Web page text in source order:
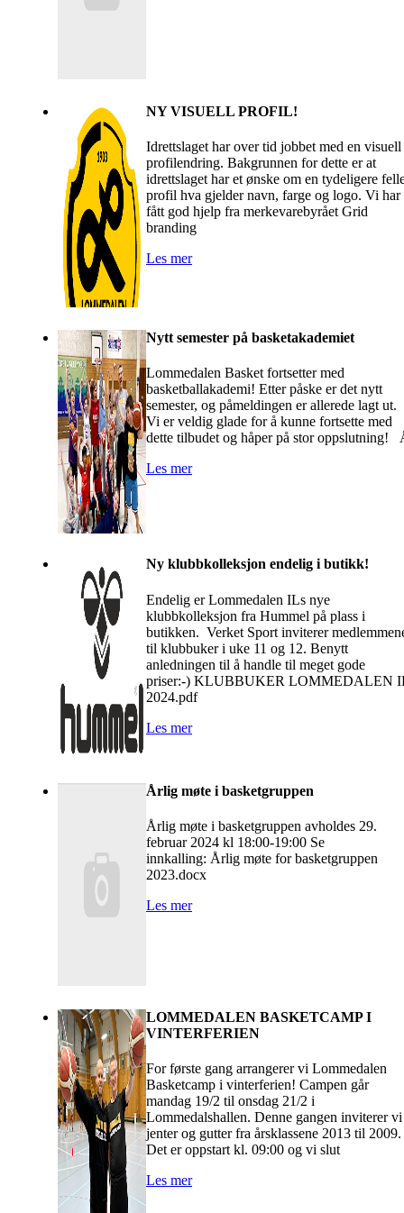
NY VISUELL PROFIL!
Idrettslaget har over tid jobbet med en visuell
profilendring. Bakgrunnen for dette er at
idrettslaget har et ønske om en tydeligere
profil hva gjelder navn, farge og logo. Vi har
fått god hjelp fra merkevarebyrået Grid
branding
Les mer
Nytt semester på basketakademiet
Lommedalen Basket fortsetter med
basketballakademi! Etter påske er det nytt
semester, og påmeldingen er allerede lagt ut.
Vi er veldig glade for å kunne fortsette med
dette tilbudet og håper på stor oppslutning!
Les mer
Ny klubbkolleksjon endelig i butikk!
Endelig er Lommedalen ILs nye
klubbkolleksjon fra Hummel på plass i
butikken. Verket Sport inviterer
til klubbuker i uke 11 og 12. Benytt
anledningen til å handle til meget gode
priser:-) KLUBBUKER LOMMEDALEN
2024.pdf
Les mer
Årlig møte i basketgruppen
Årlig møte i basketgruppen avholdes 29.
februar 2024 kl 18:00-19:00 Se
innkalling: Årlig møte for basketgruppen
2023.docx
Les mer
LOMMEDALEN BASKETCAMP I
VINTERFERIEN
For første gang arrangerer vi Lommedalen
Basketcamp i vinterferien! Campen går
mandag 19/2 til onsdag 21/2 i
Lommedalshallen. Denne gangen inviterer vi
jenter og gutter fra årsklassene 2013 til 2009.
Det er oppstart kl. 09:00 og vi slut
Les mer